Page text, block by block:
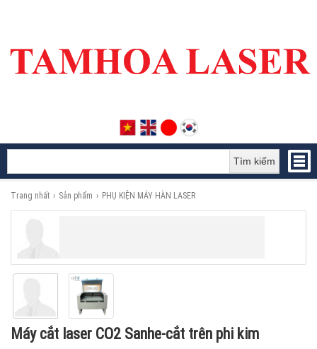
Tìm kiếm
Trang nhất › Sản phẩm › PHỤ KIỆN MÁY HÀN LASER
Máy cắt laser CO2 Sanhe-cắt trên phi kim